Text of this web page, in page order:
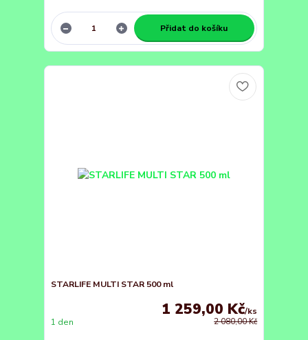
Přidat do košíku
STARLIFE MULTI STAR 500 ml
2 080,00 Kč
1 259,00 Kč/ks
1 den